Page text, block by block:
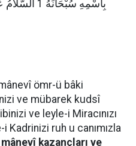
بِاسْمِهِ
ömr-ü bâki
ve mübarek kudsî
ve leyle-i Miracınızı
i Kadrinizi ruh u canımızla
kazançları ve